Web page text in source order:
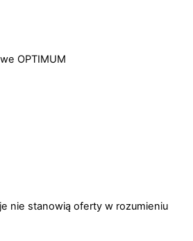
OPTIMUM
nie stanowią oferty w rozumieniu